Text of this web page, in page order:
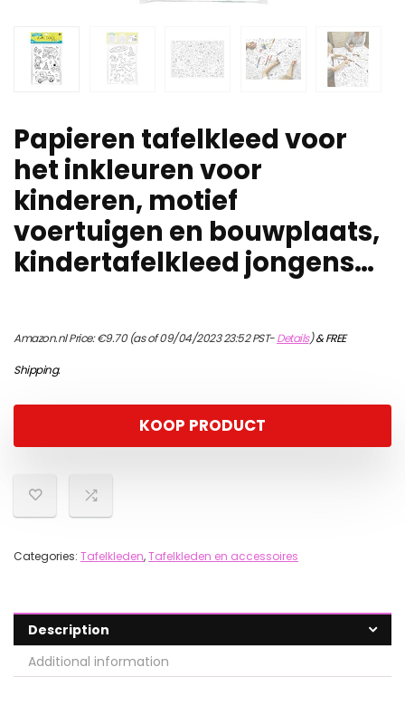
Papieren tafelkleed voor
het inkleuren voor
kinderen, motief
voertuigen en bouwplaats,
kindertafelkleed jongens…
Amazon.nl Price:€9.70(as of 09/04/2023 23:52 PST-Details)&FREE
Shipping.
KOOP PRODUCT
Categories: Tafelkleden,Tafelkleden en accessoires
Description
Additional information